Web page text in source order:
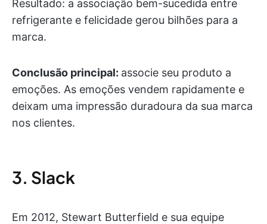
Resultado: a associação bem-sucedida entre
refrigerante e felicidade gerou bilhões para a
marca.
Conclusão principal: associe seu produto a
emoções. As emoções vendem rapidamente e
deixam uma impressão duradoura da sua marca
nos clientes.
3. Slack
Em 2012, Stewart Butterfield e sua equipe